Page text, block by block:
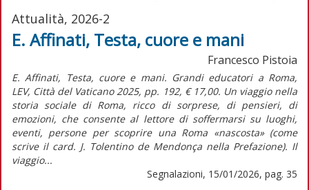
Attualità, 2026-2
E. Affinati, Testa, cuore e mani
Francesco Pistoia
E. Affinati, Testa, cuore e mani. Grandi educatori a Roma,
LEV, Città del Vaticano 2025, pp. 192, € 17,00. Un viaggio nella
storia sociale di Roma, ricco di sorprese, di pensieri, di
emozioni, che consente al lettore di soffermarsi su luoghi,
eventi, persone per scoprire una Roma «nascosta» (come
scrive il card. J. Tolentino de Mendonça nella Prefazione). Il
viaggio...
Segnalazioni, 15/01/2026, pag. 35